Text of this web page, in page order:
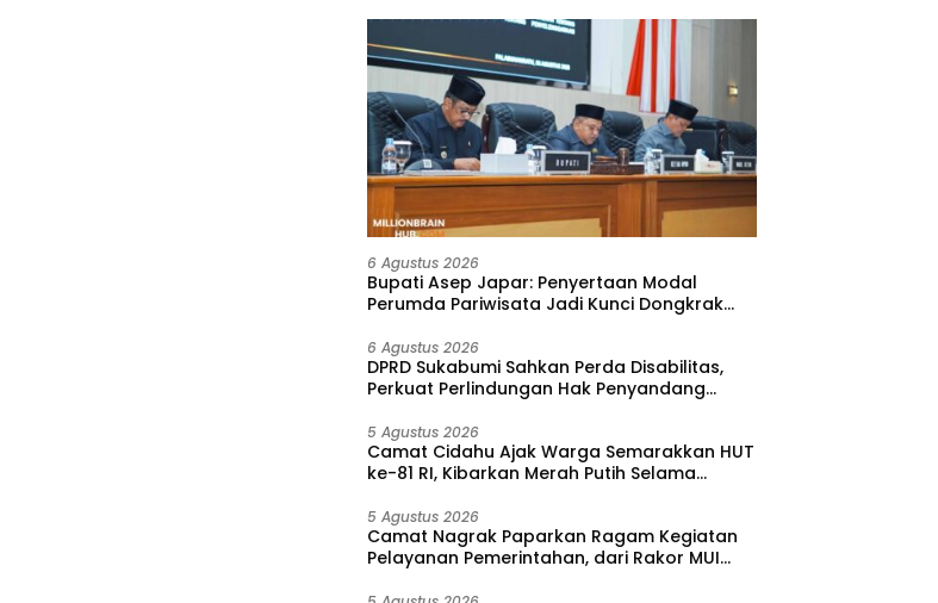
6 Agustus 2026
Bupati Asep Japar: Penyertaan Modal
Perumda Pariwisata Jadi Kunci Dongkrak
6 Agustus 2026
DPRD Sukabumi Sahkan Perda Disabilitas,
Perkuat Perlindungan Hak Penyandang
5 Agustus 2026
Camat Cidahu Ajak Warga Semarakkan HUT
ke-81 RI, Kibarkan Merah Putih Selama
5 Agustus 2026
Camat Nagrak Paparkan Ragam Kegiatan
Pelayanan Pemerintahan, dari Rakor MUI